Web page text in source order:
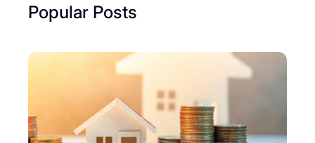
Popular Posts